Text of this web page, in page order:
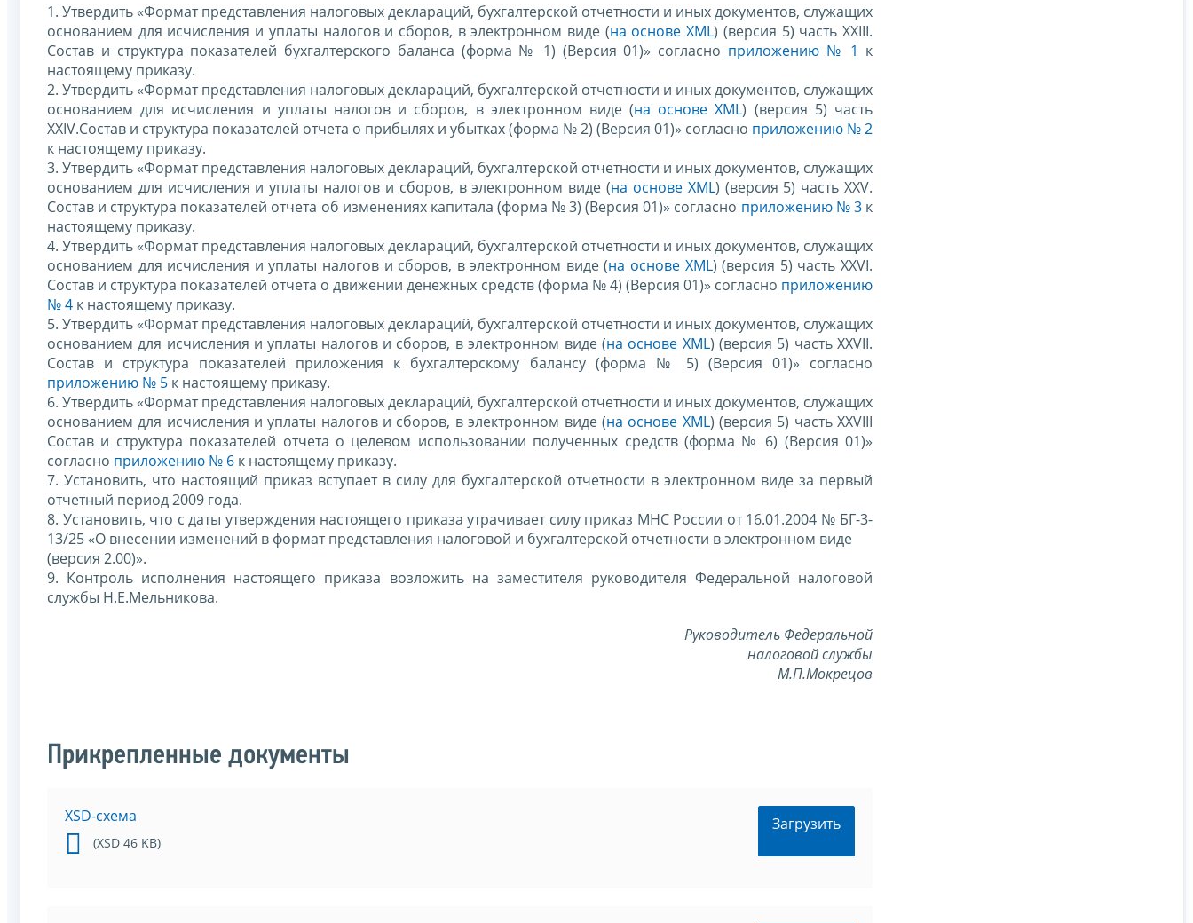
1. Утвердить «Формат представления налоговых деклараций, бухгалтерской отчетности и иных документов, служащих
основанием для исчисления и уплаты налогов и сборов, в электронном виде (на основе XML) (версия 5) часть XXIII.
Состав и структура показателей бухгалтерского баланса (форма № 1) (Версия 01)» согласно приложению № 1 к
настоящему приказу.
2. Утвердить «Формат представления налоговых деклараций, бухгалтерской отчетности и иных документов, служащих
основанием для исчисления и уплаты налогов и сборов, в электронном виде (на основе XML) (версия 5) часть
XXIV.Состав и структура показателей отчета о прибылях и убытках (форма № 2) (Версия 01)» согласно приложению № 2
к настоящему приказу.
3. Утвердить «Формат представления налоговых деклараций, бухгалтерской отчетности и иных документов, служащих
основанием для исчисления и уплаты налогов и сборов, в электронном виде (на основе XML) (версия 5) часть XXV.
Состав и структура показателей отчета об изменениях капитала (форма № 3) (Версия 01)» согласно приложению № 3к
настоящему приказу.
4. Утвердить «Формат представления налоговых деклараций, бухгалтерской отчетности и иных документов, служащих
основанием для исчисления и уплаты налогов и сборов, в электронном виде (на основе XML) (версия 5) часть XXVI.
Состав и структура показателей отчета о движении денежных средств (форма № 4) (Версия 01)» согласно приложению
№ 4 к настоящему приказу.
5. Утвердить «Формат представления налоговых деклараций, бухгалтерской отчетности и иных документов, служащих
основанием для исчисления и уплаты налогов и сборов, в электронном виде (на основе XML) (версия 5) часть XXVII.
Состав и структура показателей приложения к бухгалтерскому балансу (форма № 5) (Версия 01)» согласно
приложению № 5 к настоящему приказу.
6. Утвердить «Формат представления налоговых деклараций, бухгалтерской отчетности и иных документов, служащих
основанием для исчисления и уплаты налогов и сборов, в электронном виде (на основе XML) (версия 5) часть XXVIII
Состав и структура показателей отчета о целевом использовании полученных средств (форма № 6) (Версия 01)»
согласно приложению № 6 к настоящему приказу.
7. Установить, что настоящий приказ вступает в силу для бухгалтерской отчетности в электронном виде за первый
отчетный период 2009 года.
8. Установить, что с даты утверждения настоящего приказа утрачивает силу приказ МНС России от 16.01.2004 № БГ-3-
13/25 «О внесении изменений в формат представления налоговой и бухгалтерской отчетности в электронном виде
(версия 2.00)».
9. Контроль исполнения настоящего приказа возложить на заместителя руководителя Федеральной налоговой
службы Н.Е.Мельникова.
Руководитель Федеральной
налоговой службы
М.П.Мокрецов
Прикрепленные документы
XSD-схема
(XSD 46 KB)
Загрузить